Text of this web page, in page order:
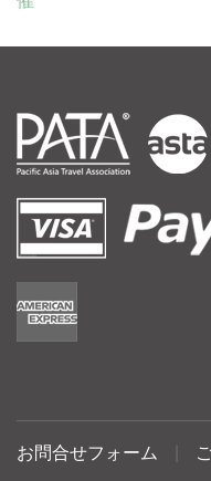
お問合せフォーム